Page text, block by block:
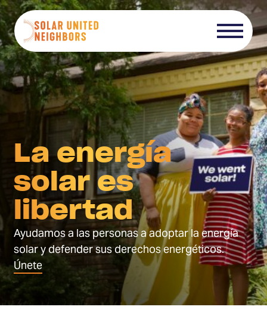
Skip to content
Página
de
Inicio
Menú
La energía
solar es
libertad
Ayudamos a las personas a adoptar la energía
solar y defender sus derechos energéticos.
Únete